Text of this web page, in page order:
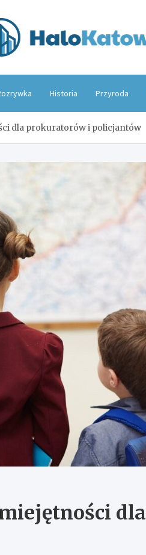
Historia Przyroda
dla prokuratorów i policjantów
dla